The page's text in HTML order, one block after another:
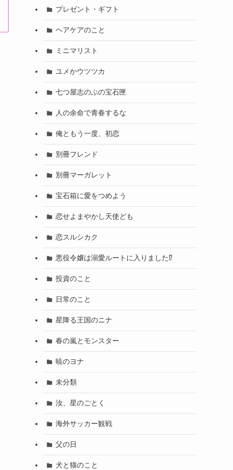
プレゼント・ギフト
ヘアケアのこと
ミニマリスト
ユメかウツツカ
七つ屋志のぶの宝石匣
人の余命で青春するな
俺ともう一度、初恋
別冊フレンド
別冊マーガレット
宝石箱に愛をつめよう
恋せよまやかし天使ども
恋スルシカク
悪役令嬢は溺愛ルートに入りました⁉
投資のこと
日常のこと
星降る王国のニナ
春の嵐とモンスター
暁のヨナ
未分類
汝、星のごとく
海外サッカー観戦
父の日
犬と猫のこと